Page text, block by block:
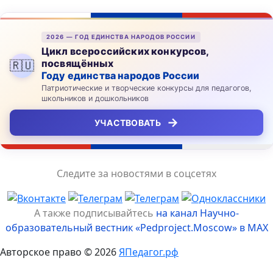
🇷🇺
2026 — ГОД ЕДИНСТВА НАРОДОВ РОССИИ
Цикл всероссийских конкурсов,
посвящённых
Году единства народов России
Патриотические и творческие конкурсы для педагогов,
школьников и дошкольников
УЧАСТВОВАТЬ →
Следите за новостями в соцсетях
А также подписывайтесь на канал Научно-
образовательный вестник «Pedproject.Moscow» в MAX
Авторское право © 2026ЯПедагог.рф